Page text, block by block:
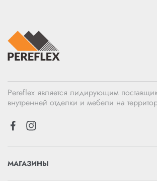
Pereflex является лидирующим
внутренней отделки и мебели на
МАГАЗИНЫ